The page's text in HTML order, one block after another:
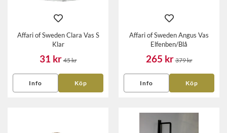
Affari of Sweden Clara Vas S
Klar
31 kr 45 kr
Info Köp
Affari of Sweden Angus Vas
Elfenben/Blå
265 kr 379 kr
Info Köp